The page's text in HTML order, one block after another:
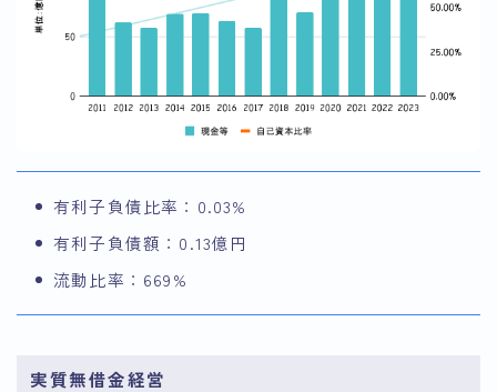
有利子負債比率：0.03%
有利子負債額：0.13億円
流動比率：669%
実質無借金経営